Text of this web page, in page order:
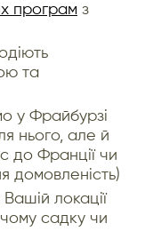
програм з
та
у Фрайбурзі
нього, але й
до Франції чи
домовленість)
локації
садку чи